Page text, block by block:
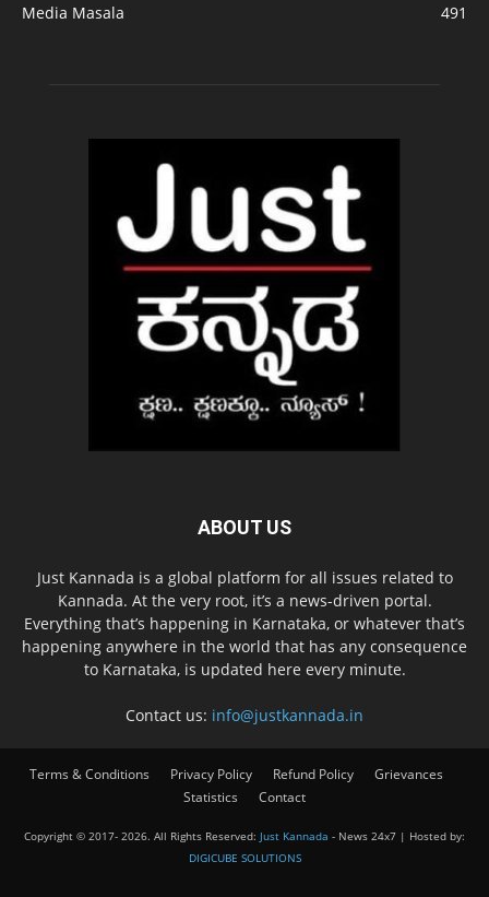
Media Masala
491
ABOUT US
Just Kannada is a global platform for all issues related to
Kannada. At the very root, it’s a news-driven portal.
Everything that’s happening in Karnataka, or whatever that’s
happening anywhere in the world that has any consequence
to Karnataka, is updated here every minute.
Contact us: info@justkannada.in
Terms & Conditions Privacy Policy Refund Policy
Grievances
Statistics
Contact
Copyright © 2017- 2026. All Rights Reserved: Just Kannada - News 24x7 | Hosted by:
DIGICUBE SOLUTIONS